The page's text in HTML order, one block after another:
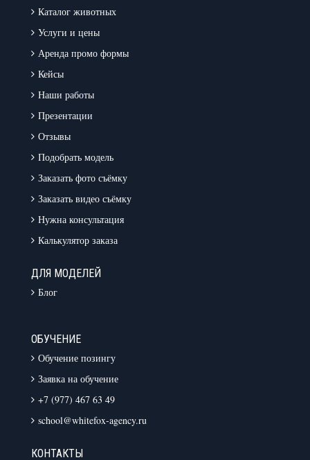
Каталог животных
Услуги и цены
Аренда промо формы
Кейсы
Наши работы
Презентации
Отзывы
Подобрать модель
Заказать фото съёмку
Заказать видео съёмку
Нужна консультация
Калькулятор заказа
ДЛЯ МОДЕЛЕЙ
Блог
ОБУЧЕНИЕ
Обучение позингу
Заявка на обучение
+7 (977) 467 63 49
school@whitefox-agency.ru
КОНТАКТЫ